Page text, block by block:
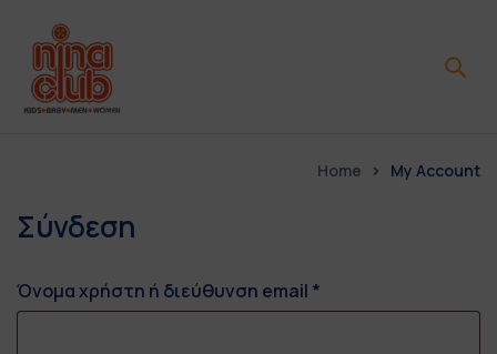
Home My Account
Σύνδεση
Όνομα χρήστη ή διεύθυνση email *